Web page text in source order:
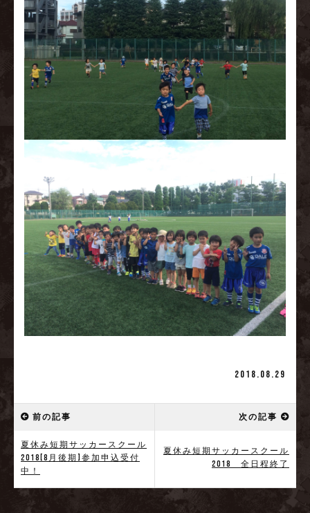
2018.08.29
前の記事
夏休み短期サッカースクール
2018[8月後期]参加申込受付
中！
次の記事
夏休み短期サッカースクール
2018 全日程終了